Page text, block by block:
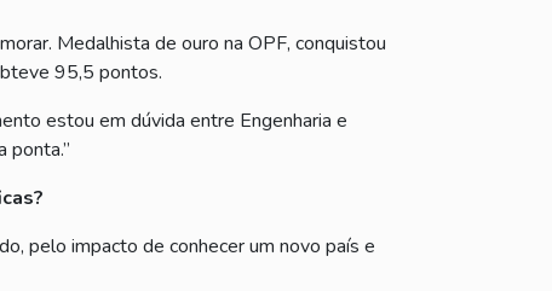
Medalhista de ouro na OPF, conquistou
95,5 pontos.
estou em dúvida entre Engenharia e
ponta.”
pelo impacto de conhecer um novo país e